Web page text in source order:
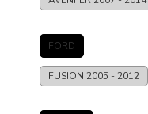
FORD
FUSION 2005 - 2012